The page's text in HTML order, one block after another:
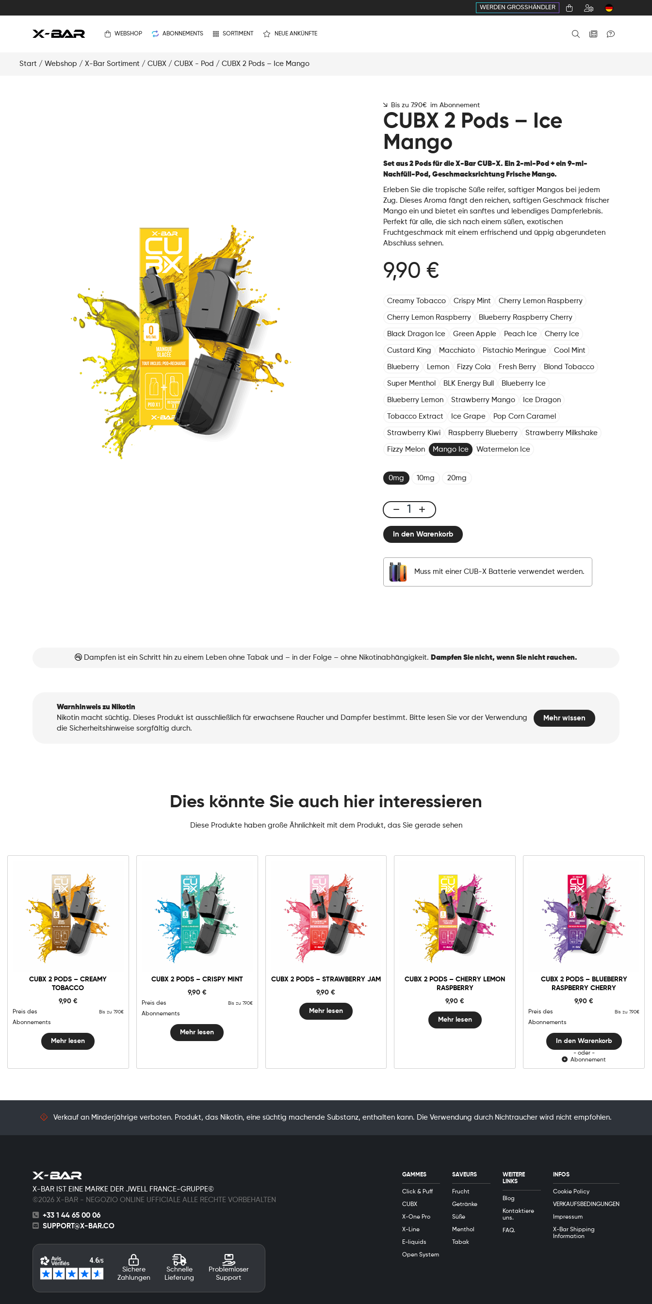
WERDEN GROSSHÄNDLER
WEBSHOP ABONNEMENTS SORTIMENT NEUE ANKÜNFTE
Start / Webshop / X-Bar Sortiment / CUBX / CUBX - Pod / CUBX 2 Pods – Ice Mango
Bis zu 7.90€ im Abonnement
CUBX 2 Pods – Ice
Mango
Set aus 2 Pods für die X-Bar CUB-X. Ein 2-ml-Pod + ein 9-ml-
Nachfüll-Pod, Geschmacksrichtung Frische Mango.
Erleben Sie die tropische Süße reifer, saftiger Mangos bei jedem
Zug. Dieses Aroma fängt den reichen, saftigen Geschmack frischer
Mango ein und bietet ein sanftes und lebendiges Dampferlebnis.
Perfekt für alle, die sich nach einem süßen, exotischen
Fruchtgeschmack mit einem erfrischend und üppig abgerundeten
Abschluss sehnen.
9,90 €
Creamy Tobacco Crispy Mint Cherry Lemon Raspberry
Cherry Lemon Raspberry Blueberry Raspberry Cherry
Black Dragon Ice Green Apple Peach Ice Cherry Ice
Custard King Macchiato Pistachio Meringue Cool Mint
Blueberry Lemon Fizzy Cola Fresh Berry Blond Tobacco
Super Menthol BLK Energy Bull Blueberry Ice
Blueberry Lemon Strawberry Mango Ice Dragon
Tobacco Extract Ice Grape Pop Corn Caramel
Strawberry Kiwi Raspberry Blueberry Strawberry Milkshake
Fizzy Melon Mango Ice Watermelon Ice
0mg 10mg 20mg
CUBX
Pods
Ice
Mango
Menge
In den Warenkorb
Muss mit einer CUB-X Batterie verwendet werden.
Dampfen ist ein Schritt hin zu einem Leben ohne Tabak und – in der Folge – ohne Nikotinabhängigkeit. Dampfen Sie nicht, wenn Sie nicht rauchen.
Warnhinweis zu Nikotin
Nikotin macht süchtig. Dieses Produkt ist ausschließlich für erwachsene Raucher und Dampfer bestimmt. Bitte lesen Sie vor der Verwendung
die Sicherheitshinweise sorgfältig durch.
Mehr wissen
Dies könnte Sie auch hier interessieren
Diese Produkte haben große Ähnlichkeit mit dem Produkt, das Sie gerade sehen
CUBX 2 PODS – CREAMY
TOBACCO
9,90 €
Preis des
Abonnements
Bis zu 7.90€
Mehr lesen
CUBX 2 PODS – CRISPY MINT
9,90 €
Preis des
Abonnements
Bis zu 7.90€
Mehr lesen
CUBX 2 PODS – STRAWBERRY JAM
9,90€
Mehr lesen
CUBX 2 PODS – CHERRY LEMON
RASPBERRY
9,90€
Mehr lesen
CUBX 2 PODS – BLUEBERRY
RASPBERRY CHERRY
9,90€
Preis des
Abonnements
Bis zu 7.90€
0mg 10mg 20mg
-
Raspberry
Menge
In den Warenkorb
In den Warenkorb
- oder -
Abonnement
Verkauf an Minderjährige verboten. Produkt, das Nikotin, eine süchtig machende Substanz, enthalten kann. Die Verwendung durch Nichtraucher wird nicht empfohlen.
X-BAR IST EINE MARKE DER JWELL FRANCE-GRUPPE©
©2026 X-BAR - NEGOZIO ONLINE UFFICIALE ALLE RECHTE VORBEHALTEN
+33 1 44 65 00 06
SUPPORT@X-BAR.CO
Sichere
Zahlungen
Schnelle
Lieferung
Problemloser
Support
GAMMES
Click & Puff
CUBX
X-One Pro
X-Line
E-liquids
Open System
SAVEURS
Frucht
Getränke
Süße
Menthol
Tabak
WEITERE
LINKS
Blog
Kontaktiere
uns.
FAQ.
INFOS
Cookie Policy
VERKAUFSBEDINGUNGEN
Impressum
X-Bar Shipping
Information